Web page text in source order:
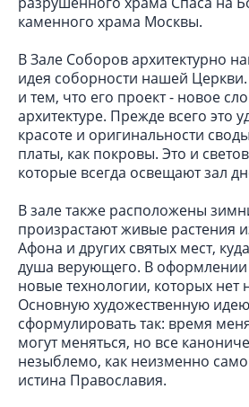
каменного храма Москвы.
В Зале Соборов архитектурно
идея соборности нашей
и тем, что его проект - новое
архитектуре. Прежде всего это
красоте и оригинальности
платы, как покровы. Это и
которые всегда освещают зал
В зале также расположены
произрастают живые растения
Афона и других святых мест,
душа верующего. В
новые технологии, которых нет
Основную художественную
сформулировать так: время
могут меняться, но все
незыблемо, как неизменно
истина Православия.